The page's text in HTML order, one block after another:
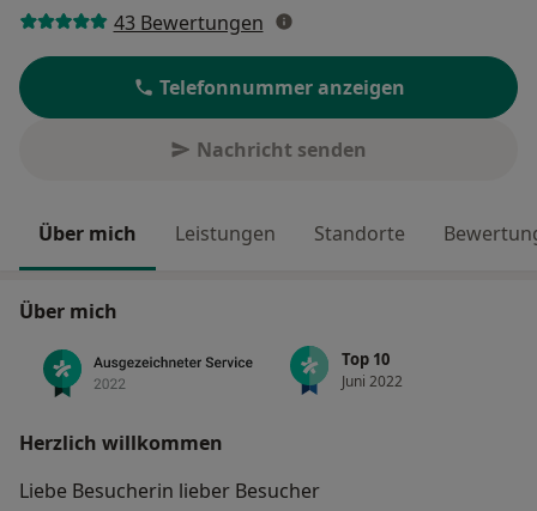
43 Bewertungen
Telefonnummer anzeigen
Nachricht senden
Über mich Leistungen Standorte
Über mich
Top 10
Juni 2022
Herzlich willkommen
Liebe Besucherin lieber Besucher